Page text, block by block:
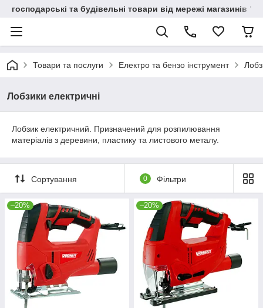
господарські та будівельні товари від мережі магазинів
Товари та послуги Електро та бензо інструмент
Лобзики електричні
Лобзик електричний. Призначений для розпилювання
матеріалів з деревини, пластику та листового металу.
Сортування 0 Фільтри
–20% –20%